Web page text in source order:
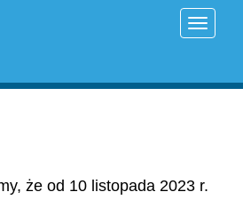
że od 10 listopada 2023 r.